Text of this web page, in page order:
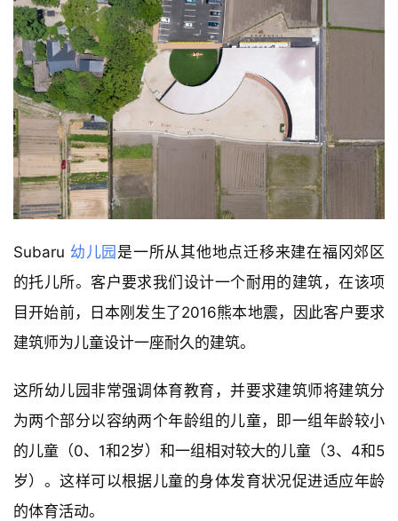
Subaru 幼儿园 是一所从其他地点迁移来建在福冈郊区
的托儿所。客户要求我们设计一个耐用的建筑，在该项
目开始前，日本刚发生了2016熊本地震，因此客户要求
建筑师为儿童设计一座耐久的建筑。
这所幼儿园非常强调体育教育，并要求建筑师将建筑分
为两个部分以容纳两个年龄组的儿童，即一组年龄较小
的儿童（0、1和2岁）和一组相对较大的儿童（3、4和5
岁）。这样可以根据儿童的身体发育状况促进适应年龄
的体育活动。